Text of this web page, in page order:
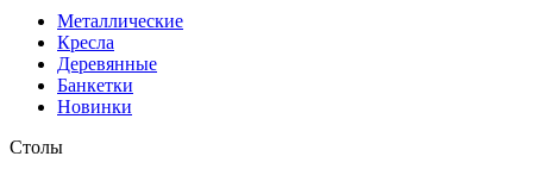
Металлические
Кресла
Деревянные
Банкетки
Новинки
Столы